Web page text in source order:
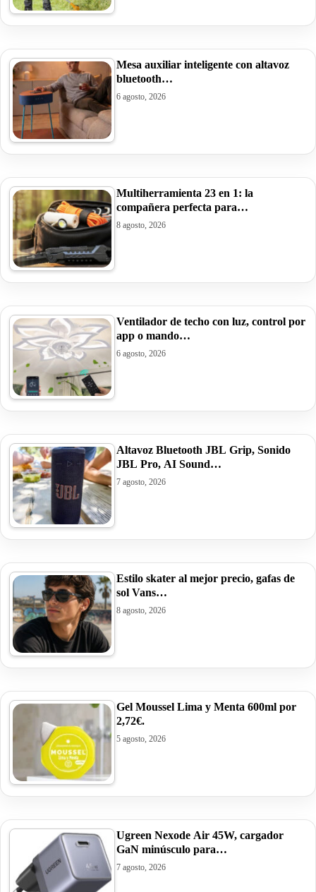
Mesa auxiliar inteligente con altavoz
bluetooth…
6 agosto, 2026
Multiherramienta 23 en 1: la
compañera perfecta para…
8 agosto, 2026
Ventilador de techo con luz, control por
app o mando…
6 agosto, 2026
Altavoz Bluetooth JBL Grip, Sonido
JBL Pro, AI Sound…
7 agosto, 2026
Estilo skater al mejor precio, gafas de
sol Vans…
8 agosto, 2026
Gel Moussel Lima y Menta 600ml por
2,72€.
5 agosto, 2026
Ugreen Nexode Air 45W, cargador
GaN minúsculo para…
7 agosto, 2026